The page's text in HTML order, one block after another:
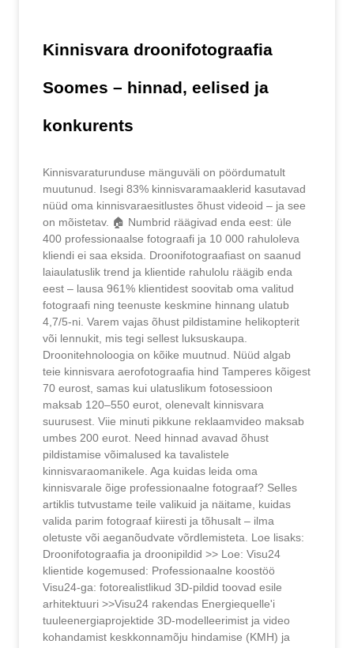
Kinnisvara droonifotograafia
Soomes – hinnad, eelised ja
konkurents
Kinnisvaraturunduse mänguväli on pöördumatult
muutunud. Isegi 83% kinnisvaramaaklerid kasutavad
nüüd oma kinnisvaraesitlustes õhust videoid – ja see
on mõistetav. 🏠 Numbrid räägivad enda eest: üle
400 professionaalse fotograafi ja 10 000 rahuloleva
kliendi ei saa eksida. Droonifotograafiast on saanud
laiaulatuslik trend ja klientide rahulolu räägib enda
eest – lausa 961% klientidest soovitab oma valitud
fotograafi ning teenuste keskmine hinnang ulatub
4,7/5-ni. Varem vajas õhust pildistamine helikopterit
või lennukit, mis tegi sellest luksuskaupa.
Droonitehnoloogia on kõike muutnud. Nüüd algab
teie kinnisvara aerofotograafia hind Tamperes kõigest
70 eurost, samas kui ulatuslikum fotosessioon
maksab 120–550 eurot, olenevalt kinnisvara
suurusest. Viie minuti pikkune reklaamvideo maksab
umbes 200 eurot. Need hinnad avavad õhust
pildistamise võimalused ka tavalistele
kinnisvaraomanikele. Aga kuidas leida oma
kinnisvarale õige professionaalne fotograaf? Selles
artiklis tutvustame teile valikuid ja näitame, kuidas
valida parim fotograaf kiiresti ja tõhusalt – ilma
oletuste või aeganõudvate võrdlemisteta. Loe lisaks:
Droonifotograafia ja droonipildid >> Loe: Visu24
klientide kogemused: Professionaalne koostöö
Visu24-ga: fotorealistlikud 3D-pildid toovad esile
arhitektuuri >>Visu24 rakendas Energiequelle'i
tuuleenergiaprojektide 3D-modelleerimist ja video
kohandamist keskkonnamõju hindamise (KMH) ja